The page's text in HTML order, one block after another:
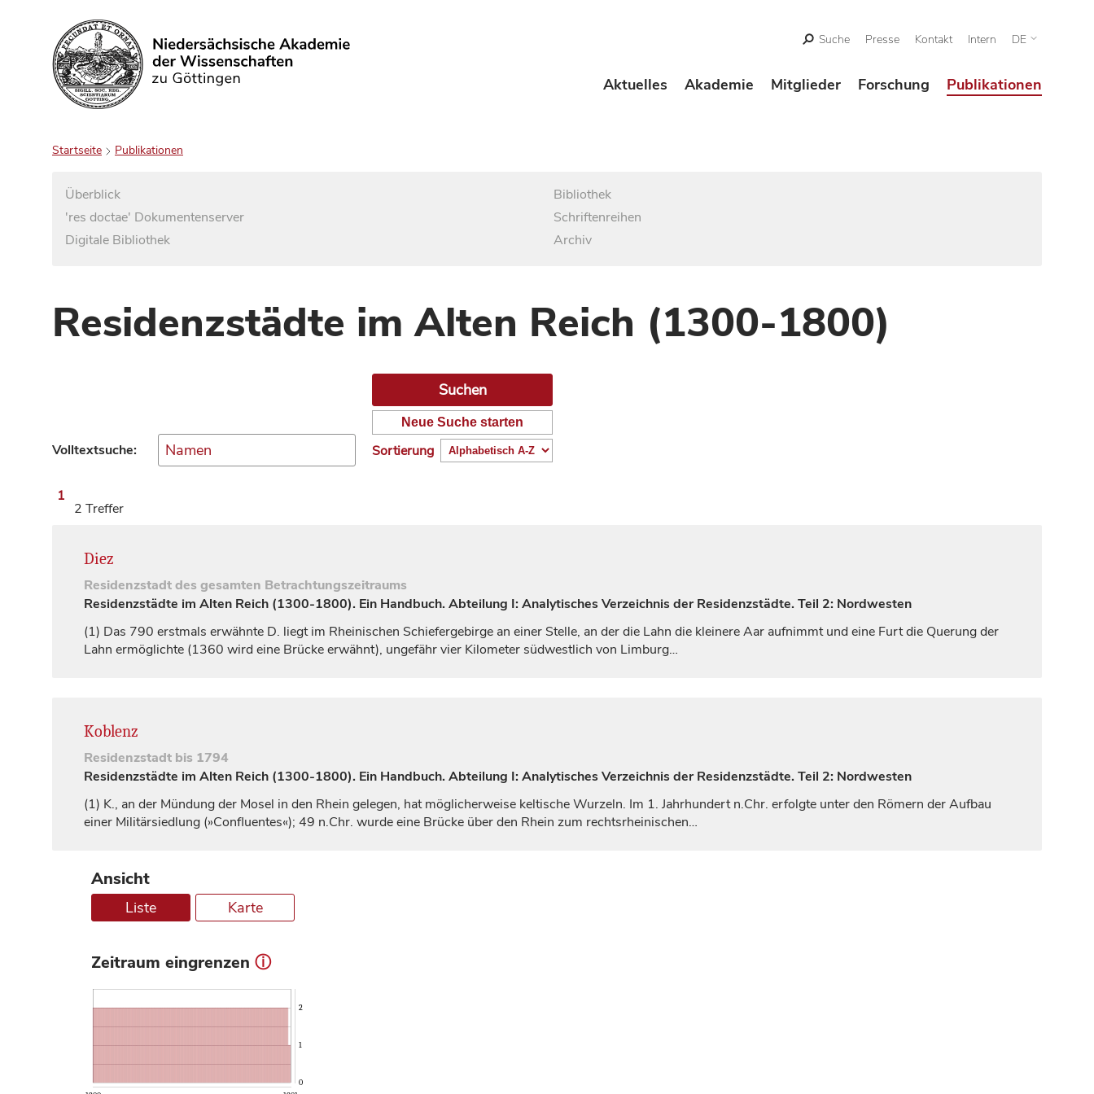
Suchen
Suche Presse Kontakt Intern DE
Aktuelles Akademie Mitglieder Forschung Publikationen
Startseite Publikationen
Überblick
'res doctae' Dokumentenserver
Digitale Bibliothek
Bibliothek
Schriftenreihen
Archiv
Residenzstädte im Alten Reich (1300-1800)
Volltextsuche:
Neue Suche starten
Sortierung
1
2 Treffer
Diez
Residenzstadtdes gesamten Betrachtungszeitraums
Residenzstädte im Alten Reich (1300-1800). Ein Handbuch. Abteilung I: Analytisches Verzeichnis der Residenzstädte. Teil 2: Nordwesten
(1) Das 790 erstmals erwähnte D. liegt im Rheinischen Schiefergebirge an einer Stelle, an der die Lahn die kleinere Aar aufnimmt und eine Furt die Querung der
Lahn ermöglichte (1360 wird eine Brücke erwähnt), ungefähr vier Kilometer südwestlich von Limburg…
Koblenz
Residenzstadt bis 1794
Residenzstädte im Alten Reich (1300-1800). Ein Handbuch. Abteilung I: Analytisches Verzeichnis der Residenzstädte. Teil 2: Nordwesten
(1) K., an der Mündung der Mosel in den Rhein gelegen, hat möglicherweise keltische Wurzeln. Im 1. Jahrhundertn.Chr. erfolgte unter den Römern der Aufbau
einer Militärsiedlung (»Confluentes«); 49 n.Chr. wurde eine Brücke über den Rhein zum rechtsrheinischen…
Ansicht
Liste Karte
Zeitraum eingrenzen ⓘ
0
1
2